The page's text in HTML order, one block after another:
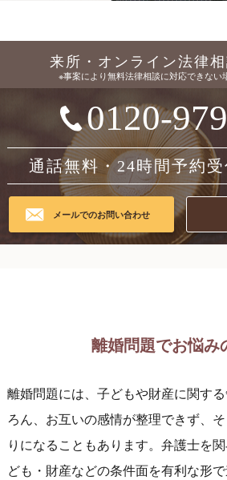
来所・オンライン法律
※事案により無料法律相談に対応できない
0120-
通話無料・24時間予約
メールでのお問い合わせ
離婚問題でお悩み
離婚問題には、子どもや財産に関す
ろん、お互いの感情が整理できず、
りになることもあります。弁護士を
ども・財産などの条件面を有利な形で